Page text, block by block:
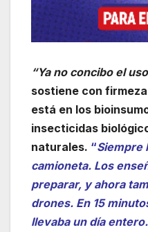
“Ya no concibo el
sostiene con
está en los
insecticidas
naturales. “Siempre
camioneta. Los
preparar, y ahora
drones. En 15
llevaba un día